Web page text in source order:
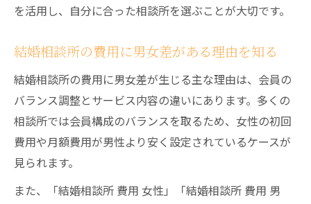
を活用し、自分に合った相談所を選ぶことが大切です。
結婚相談所の費用に男女差がある理由を知る
結婚相談所の費用に男女差が生じる主な理由は、会員の
バランス調整とサービス内容の違いにあります。多くの
相談所では会員構成のバランスを取るため、女性の初回
費用や月額費用が男性より安く設定されているケースが
見られます。
また、「結婚相談所 費用 女性」「結婚相談所 費用 男